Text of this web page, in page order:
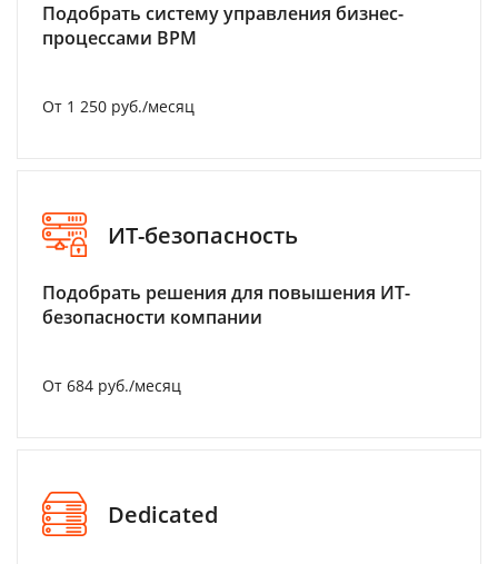
Подобрать систему управления бизнес-
процессами BPM
От 1 250 руб./месяц
ИТ-безопасность
Подобрать решения для повышения ИТ-
безопасности компании
От 684 руб./месяц
Dedicated